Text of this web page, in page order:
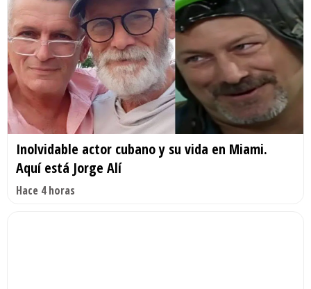
Inolvidable actor cubano y su vida en Miami.
Aquí está Jorge Alí
Hace 4 horas